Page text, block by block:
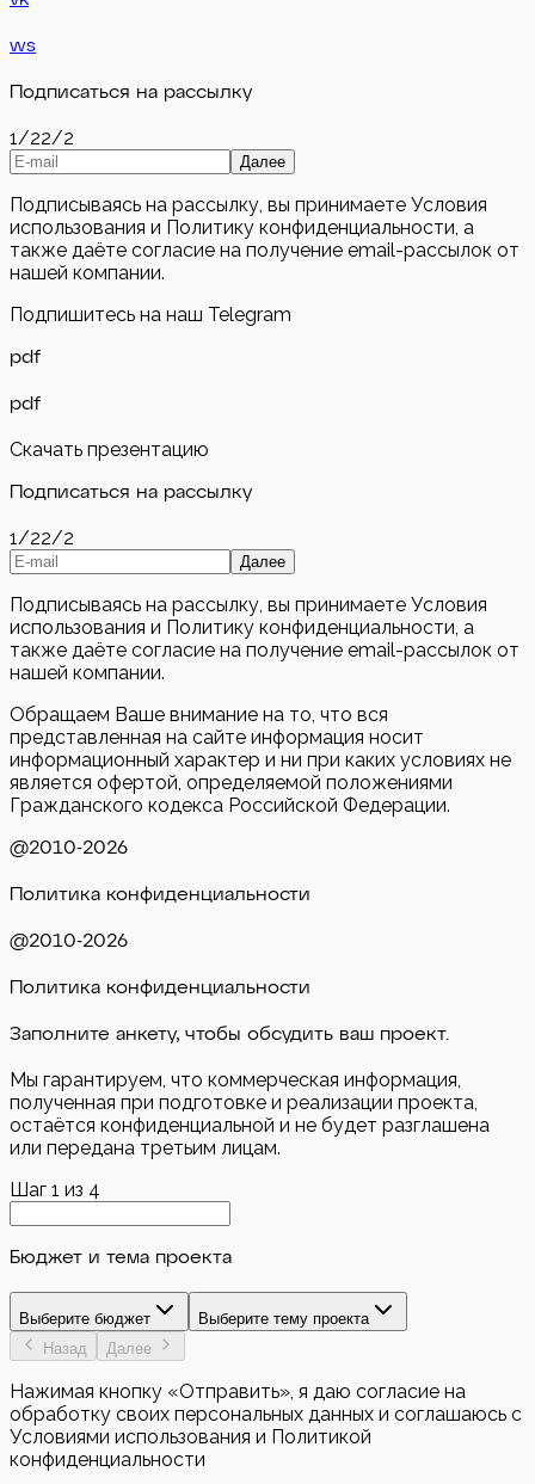
ws
Подписаться на рассылку
1/22/2
Далее
Подписываясь на рассылку, вы принимаете Условия
использования и Политику конфиденциальности, а
также даёте согласие на получение email-рассылок от
нашей компании.
Подпишитесь на наш Telegram
pdf
pdf
Скачать презентацию
Подписаться на рассылку
1/22/2
Далее
Подписываясь на рассылку, вы принимаете Условия
использования и Политику конфиденциальности, а
также даёте согласие на получение email-рассылок от
нашей компании.
Обращаем Ваше внимание на то, что вся
представленная на сайте информация носит
информационный характер и ни при каких условиях не
является офертой, определяемой положениями
Гражданского кодекса Российской Федерации.
@2010-2026
Политика конфиденциальности
@2010-2026
Политика конфиденциальности
Заполните анкету, чтобы обсудить ваш проект.
Мы гарантируем, что коммерческая информация,
полученная при подготовке и реализации проекта,
остаётся конфиденциальной и не будет разглашена
или передана третьим лицам.
Шаг 1 из 4
Бюджет и тема проекта
Выберите бюджет
Выберите тему проекта
Назад
Далее
Нажимая кнопку «Отправить», я даю согласие на
обработку своих персональных данных и соглашаюсь с
Условиями использования и Политикой
конфиденциальности